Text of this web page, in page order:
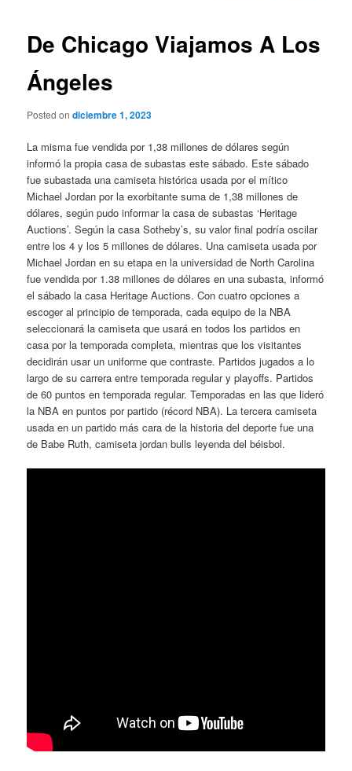
De Chicago Viajamos A Los
Ángeles
Posted ondiciembre 1, 2023
La misma fue vendida por 1,38 millones de dólares según
informó la propia casa de subastas este sábado. Este sábado
fue subastada una camiseta histórica usada por el mítico
Michael Jordan por la exorbitante suma de 1,38 millones de
dólares, según pudo informar la casa de subastas ‘Heritage
Auctions’. Según la casa Sotheby’s, su valor final podría oscilar
entre los 4 y los 5 millones de dólares. Una camiseta usada por
Michael Jordan en su etapa en la universidad de North Carolina
fue vendida por 1.38 millones de dólares en una subasta, informó
el sábado la casa Heritage Auctions. Con cuatro opciones a
escoger al principio de temporada, cada equipo de la NBA
seleccionará la camiseta que usará en todos los partidos en
casa por la temporada completa, mientras que los visitantes
decidirán usar un uniforme que contraste. Partidos jugados a lo
largo de su carrera entre temporada regular y playoffs. Partidos
de 60 puntos en temporada regular. Temporadas en las que lideró
la NBA en puntos por partido (récord NBA). La tercera camiseta
usada en un partido más cara de la historia del deporte fue una
de Babe Ruth, camiseta jordan bulls leyenda del béisbol.